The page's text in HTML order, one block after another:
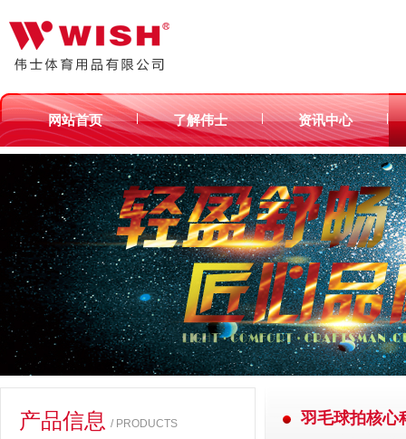
网站首页 | 了解伟士 | 资讯中心 |
产品信息 / PRODUCTS 羽毛球拍核心